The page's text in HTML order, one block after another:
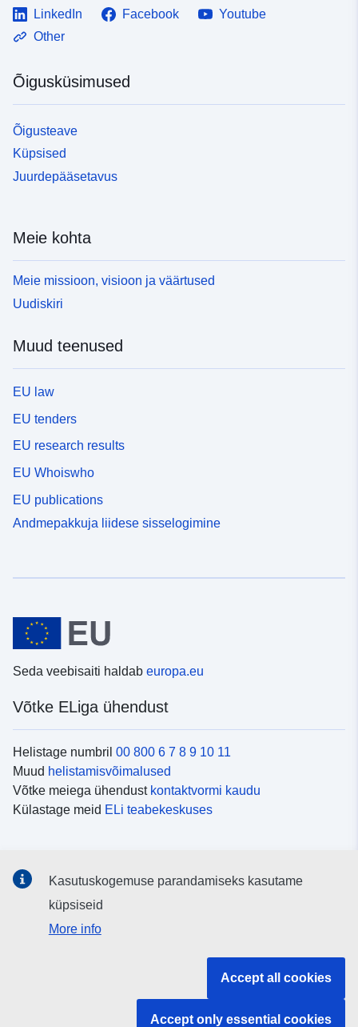
LinkedIn Facebook
Youtube
Other
Õigusküsimused
Õigusteave
Küpsised
Juurdepääsetavus
Meie kohta
Meie missioon, visioon ja väärtused
Uudiskiri
Muud teenused
EU law
EU tenders
EU research results
EU Whoiswho
EU publications
Andmepakkuja liidese sisselogimine
Seda veebisaiti haldab europa.eu
Võtke ELiga ühendust
Helistage numbril 00 800 6 7 8 9 10 11
Muud helistamisvõimalused
Võtke meiega ühendust kontaktvormi kaudu
Külastage meid ELi teabekeskuses
Otsige ELi teavet
ELi institutsioonid ja asutused
Kasutuskogemuse parandamiseks kasutame
küpsiseid
More info
Accept all cookies
Accept only essential cookies